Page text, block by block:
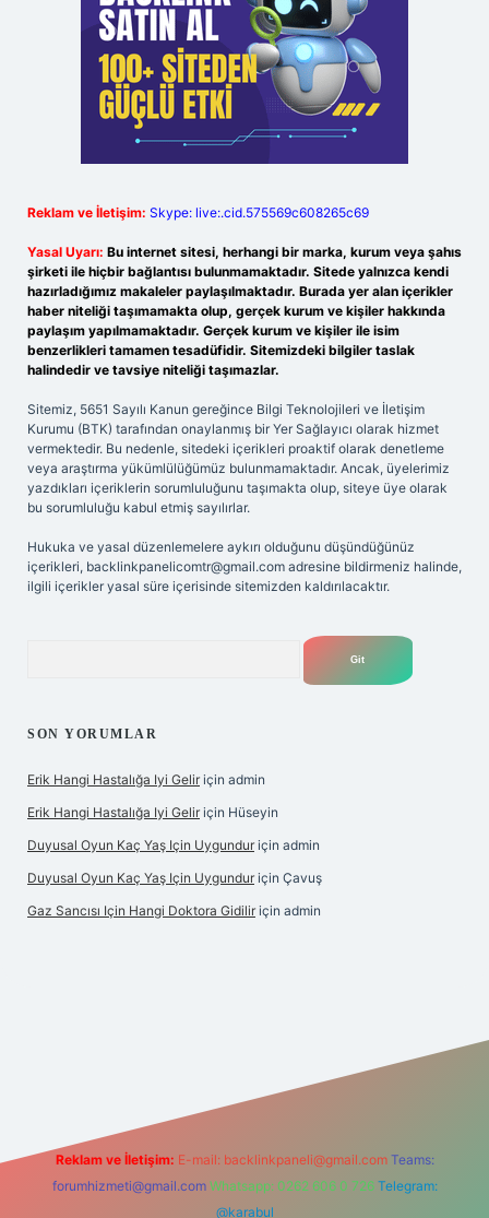
Reklam ve İletişim: Skype: live:.cid.575569c608265c69
Yasal Uyarı: Bu internet sitesi, herhangi bir marka, kurum veya şahıs
şirketi ile hiçbir bağlantısı bulunmamaktadır. Sitede yalnızca kendi
hazırladığımız makaleler paylaşılmaktadır. Burada yer alan içerikler
haber niteliği taşımamakta olup, gerçek kurum ve kişiler hakkında
paylaşım yapılmamaktadır. Gerçek kurum ve kişiler ile isim
benzerlikleri tamamen tesadüfidir. Sitemizdeki bilgiler taslak
halindedir ve tavsiye niteliği taşımazlar.
Sitemiz, 5651 Sayılı Kanun gereğince Bilgi Teknolojileri ve İletişim
Kurumu (BTK) tarafından onaylanmış bir Yer Sağlayıcı olarak hizmet
vermektedir. Bu nedenle, sitedeki içerikleri proaktif olarak denetleme
veya araştırma yükümlülüğümüz bulunmamaktadır. Ancak, üyelerimiz
yazdıkları içeriklerin sorumluluğunu taşımakta olup, siteye üye olarak
bu sorumluluğu kabul etmiş sayılırlar.
Hukuka ve yasal düzenlemelere aykırı olduğunu düşündüğünüz
içerikleri, backlinkpanelicomtr@gmail.com adresine bildirmeniz halinde,
ilgili içerikler yasal süre içerisinde sitemizden kaldırılacaktır.
SON YORUMLAR
Erik Hangi Hastalığa Iyi Gelir için admin
Erik Hangi Hastalığa Iyi Gelir için Hüseyin
Duyusal Oyun Kaç Yaş Için Uygundur için admin
Duyusal Oyun Kaç Yaş Için Uygundur için Çavuş
Gaz Sancısı Için Hangi Doktora Gidilir için admin
Reklam ve İletişim: E-mail: backlinkpaneli@gmail.com Teams:
forumhizmeti@gmail.com Whatsapp: 0262 606 0 726 Telegram:
@karabul